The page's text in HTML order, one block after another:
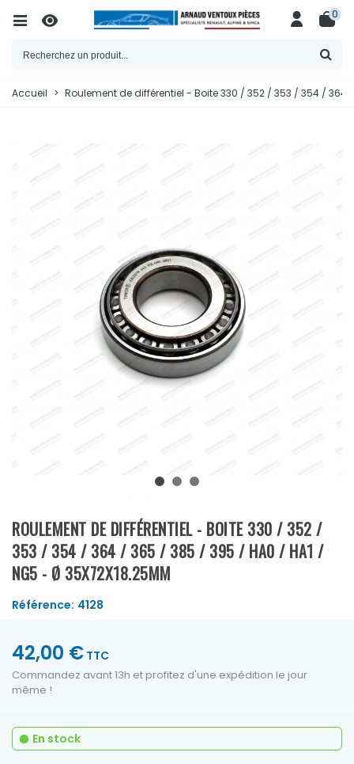
0
Accueil > Roulement de différentiel - Boite 330 / 352 / 353 / 354 / 364
ROULEMENT DE DIFFÉRENTIEL - BOITE 330 / 352 /
353 / 354 / 364 / 365 / 385 / 395 / HA0 / HA1 /
NG5 - Ø 35X72X18.25MM
Référence: 4128
42,00 € TTC
Commandez avant 13h et profitez d'une expédition le jour
même !
En stock